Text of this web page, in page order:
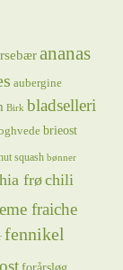
ananas
aubergine
Birk bladselleri
brieost
squash bønner
frøchili
fraiche
fennikel